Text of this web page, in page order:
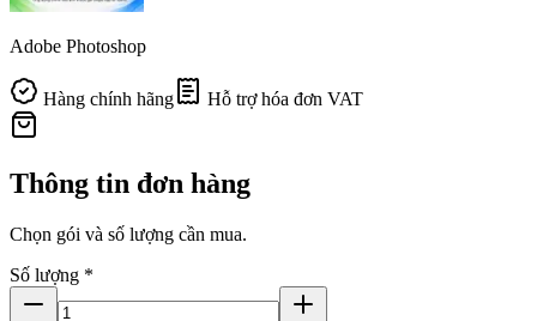
Adobe Photoshop
Hàng chính hãng Hỗ trợ hóa đơn VAT
Thông tin đơn hàng
Chọn gói và số lượng cần mua.
Số lượng *